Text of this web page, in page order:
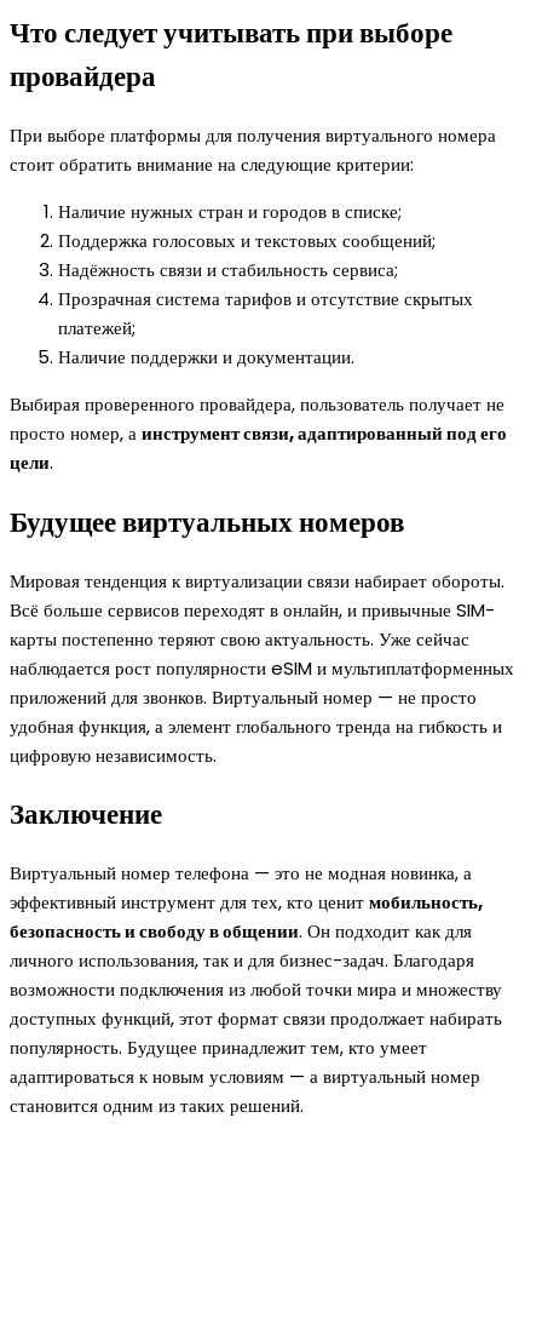
Что следует учитывать при выборе
провайдера
При выборе платформы для получения виртуального номера
стоит обратить внимание на следующие критерии:
Наличие нужных стран и городов в списке;
Поддержка голосовых и текстовых сообщений;
Надёжность связи и стабильность сервиса;
Прозрачная система тарифов и отсутствие скрытых
платежей;
Наличие поддержки и документации.
Выбирая проверенного провайдера, пользователь получает не
просто номер, аинструмент связи, адаптированный под его
цели.
Будущее виртуальных номеров
Мировая тенденция к виртуализации связи набирает обороты.
Всё больше сервисов переходят в онлайн, и привычные SIM-
карты постепенно теряют свою актуальность. Уже сейчас
наблюдается рост популярности eSIM и мультиплатформенных
приложений для звонков. Виртуальный номер — не просто
удобная функция, а элемент глобального тренда на гибкость и
цифровую независимость.
Заключение
Виртуальный номер телефона — это не модная новинка, а
эффективный инструмент для тех, кто ценитмобильность,
безопасность и свободу в общении. Он подходит как для
личного использования, так и для бизнес-задач. Благодаря
возможности подключения из любой точки мира и множеству
доступных функций, этот формат связи продолжает набирать
популярность. Будущее принадлежит тем, кто умеет
адаптироваться к новым условиям — а виртуальный номер
становится одним из таких решений.